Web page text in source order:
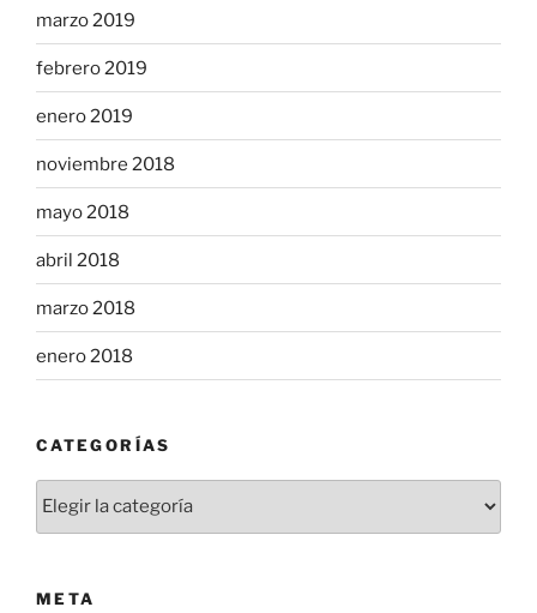
marzo 2019
febrero 2019
enero 2019
noviembre 2018
mayo 2018
abril 2018
marzo 2018
enero 2018
CATEGORÍAS
META